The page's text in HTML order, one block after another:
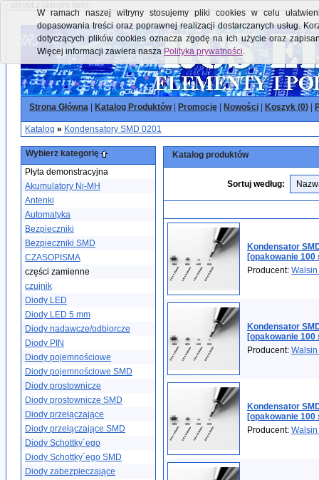
- skrypt z jasnym tłem:
Strona Główna Katalog Produktów| Promocje Nowości Koszyk (0)
Katalog » Kondensatory SMD 0201
Wybierz kategorię
Płyta demonstracyjna
Akumulatory Ni-MH
Antenki
Automatyka
Bezpieczniki
Bezpieczniki SMD
CZASOPISMA
części zamienne
czujnik
Diody LED
Diody LED 5 mm
Diody nadawcze/odbiorcze
Diody PIN
Diody pojemnościowe
Diody pojemnościowe SMD
Diody prostownicze
Diody prostownicze SMD
Diody przełączające
Diody przełączające SMD
Diody Schottky´ego
Diody Schottky´ego SMD
Diody zabezpieczające
Katalog produktów
Sortuj według:
Kondensator
[opakowanie 100
Producent: Walsin
Kondensator
[opakowanie 100
Producent: Walsin
Kondensator
[opakowanie 100
Producent: Walsin
W ramach naszej witryny stosujemy pliki cookies w celu
dopasowania treści oraz poprawnej realizacji dostarczanych usług.
dotyczących plików cookies oznacza zgodę na ich użycie oraz
Więcej informacji zawiera nasza Polityka prywatności.